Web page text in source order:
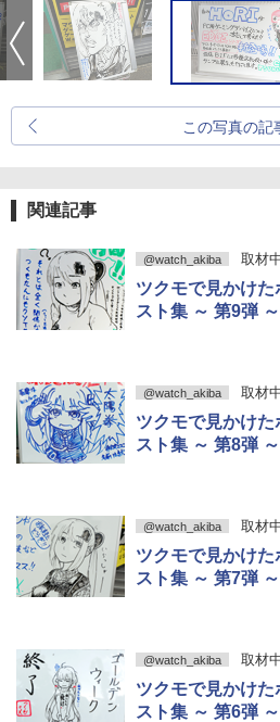
この写真の記
関連記事
@watch_akiba 取材
ツクモで見かけ
スト集 ～ 第9弾 ～
@watch_akiba 取材
ツクモで見かけ
スト集 ～ 第8弾 ～
@watch_akiba 取材
ツクモで見かけ
スト集 ～ 第7弾 ～
@watch_akiba 取材
ツクモで見かけ
スト集 ～ 第6弾 ～